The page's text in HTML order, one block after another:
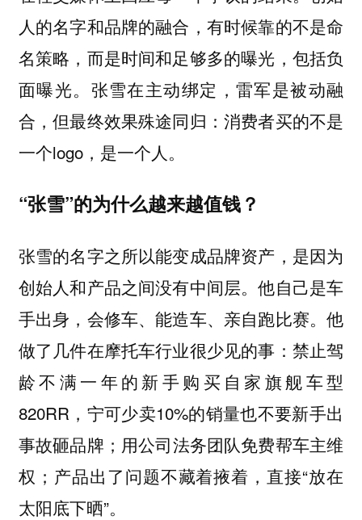
人的名字和品牌的融合，有时候靠的不是命
名策略，而是时间和足够多的曝光，包括负
面曝光。张雪在主动绑定，雷军是被动融
合，但最终效果殊途同归：消费者买的不是
一个logo，是一个人。
“张雪”的为什么越来越值钱？
张雪的名字之所以能变成品牌资产，是因为
创始人和产品之间没有中间层。他自己是车
手出身，会修车、能造车、亲自跑比赛。他
做了几件在摩托车行业很少见的事：禁止驾
龄不满一年的新手购买自家旗舰车型
820RR，宁可少卖10%的销量也不要新手出
事故砸品牌；用公司法务团队免费帮车主维
权；产品出了问题不藏着掖着，直接“放在
太阳底下晒”。